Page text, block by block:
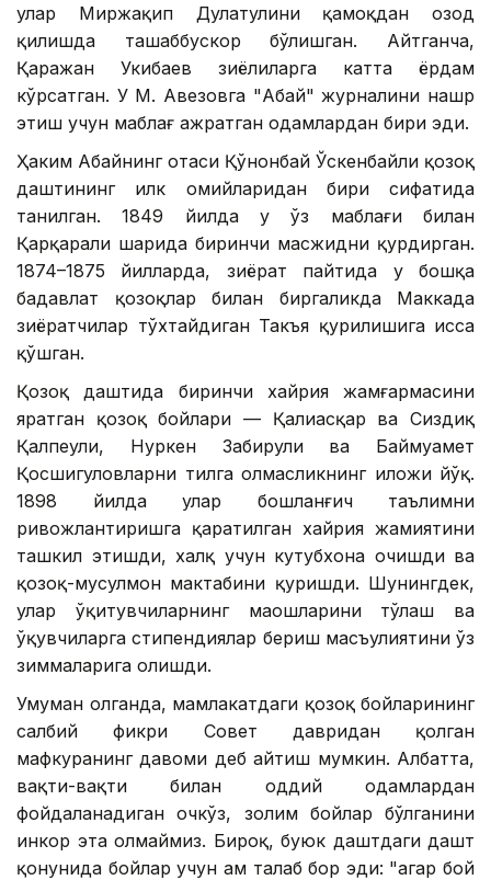
улар Миржақип Дулатулини қамоқдан озод
қилишда ташаббускор бўлишган. Айтганча,
Қаражан Укибаев зиёлиларга катта ёрдам
кўрсатган. У М. Авезовга "Абай" журналини нашр
этиш учун маблағ ажратган одамлардан бири эди.
Ҳаким Абайнинг отаси Қўнонбай Ўскенбайли қозоқ
даштининг илк ҳомийларидан бири сифатида
танилган. 1849 йилда у ўз маблағи билан
Қарқарали шаҳрида биринчи масжидни қурдирган.
1874–1875 йилларда, зиёрат пайтида у бошқа
бадавлат қозоқлар билан биргаликда Маккада
зиёратчилар тўхтайдиган Такъя қурилишига ҳисса
қўшган.
Қозоқ даштида биринчи хайрия жамғармасини
яратган қозоқ бойлари — Қалиасқар ва Сиздиқ
Қалпеули, Нуркен Забирули ва Баймуҳамет
Қосшигуловларни тилга олмасликнинг иложи йўқ.
1898 йилда улар бошланғич таълимни
ривожлантиришга қаратилган хайрия жамиятини
ташкил этишди, халқ учун кутубхона очишди ва
қозоқ-мусулмон мактабини қуришди. Шунингдек,
улар ўқитувчиларнинг маошларини тўлаш ва
ўқувчиларга стипендиялар бериш масъулиятини ўз
зиммаларига олишди.
Умуман олганда, мамлакатдаги қозоқ бойларининг
салбий фикри Совет давридан қолган
мафкуранинг давоми деб айтиш мумкин. Албатта,
вақти-вақти билан оддий одамлардан
фойдаланадиган очкўз, золим бойлар бўлганини
инкор эта олмаймиз. Бироқ, буюк даштдаги дашт
қонунида бойлар учун ҳам талаб бор эди: "агар бой